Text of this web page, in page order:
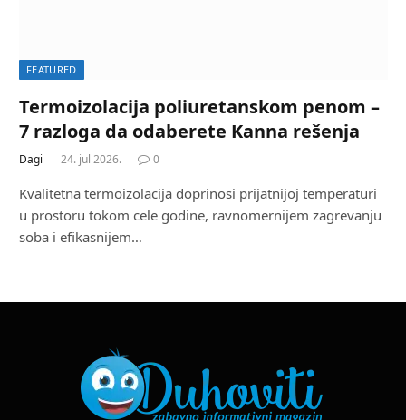
FEATURED
Termoizolacija poliuretanskom penom –
7 razloga da odaberete Kanna rešenja
Dagi 24. jul 2026. 0
Kvalitetna termoizolacija doprinosi prijatnijoj temperaturi
u prostoru tokom cele godine, ravnomernijem zagrevanju
soba i efikasnijem…